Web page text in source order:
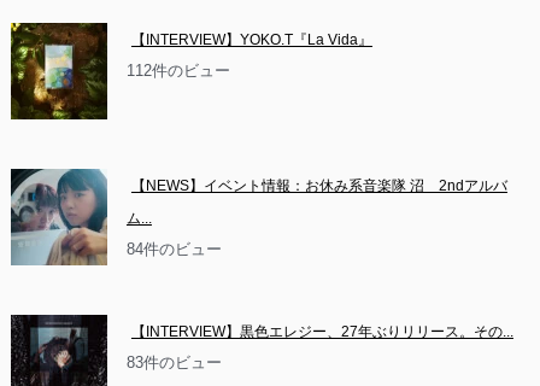
【INTERVIEW】YOKO.T『La Vida』
112件のビュー
【NEWS】イベント情報：お休み系音楽隊 沼　2ndアルバ
ム...
84件のビュー
【INTERVIEW】黒色エレジー、27年ぶりリリース。その...
83件のビュー